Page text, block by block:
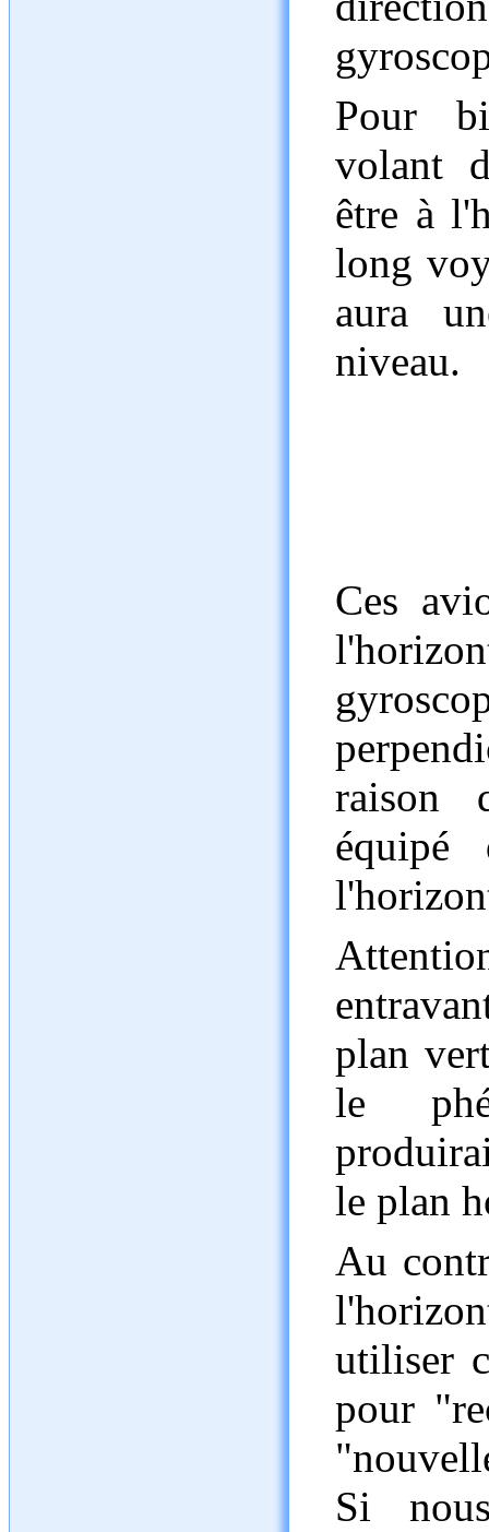
Pour
volant
être à
long
aura
niveau.
Ces
raison
équipé
plan
le
le plan
Au
utiliser
pour
Si